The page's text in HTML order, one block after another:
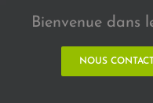
Bienvenue dans
NOUS